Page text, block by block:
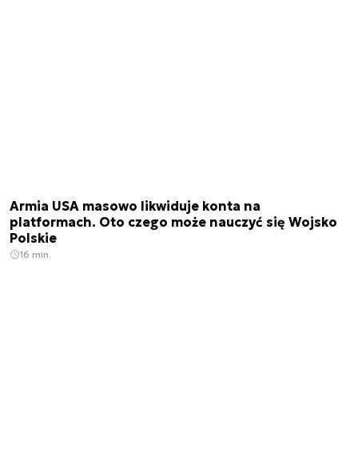
Armia USA masowo likwiduje konta na
platformach. Oto czego może nauczyć się Wojsko
Polskie
16 min.